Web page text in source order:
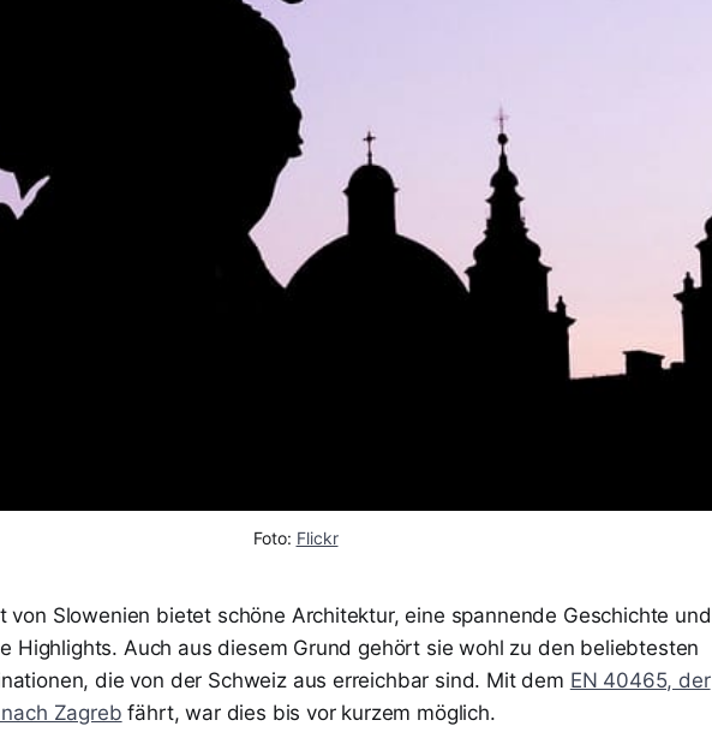
Foto: Flickr
von Slowenien bietet schöne Architektur, eine spannende Geschichte und
Highlights. Auch aus diesem Grund gehört sie wohl zu den beliebtesten
die von der Schweiz aus erreichbar sind. Mit dem EN 40465, der
Zagreb fährt, war dies bis vor kurzem möglich.